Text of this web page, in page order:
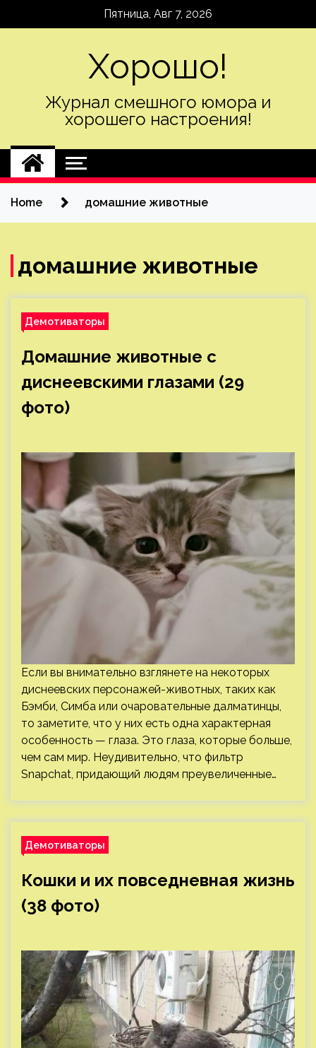
Пятница, Авг 7, 2026
Хорошо!
Журнал смешного юмора и
хорошего настроения!
Home домашние животные
домашние животные
Демотиваторы
Домашние животные с
диснеевскими глазами (29
фото)
Если вы внимательно взглянете на некоторых
диснеевских персонажей-животных, таких как
Бэмби, Симба или очаровательные далматинцы,
то заметите, что у них есть одна характерная
особенность — глаза. Это глаза, которые больше,
чем сам мир. Неудивительно, что фильтр
Snapchat, придающий людям преувеличенные…
Демотиваторы
Кошки и их повседневная жизнь
(38 фото)